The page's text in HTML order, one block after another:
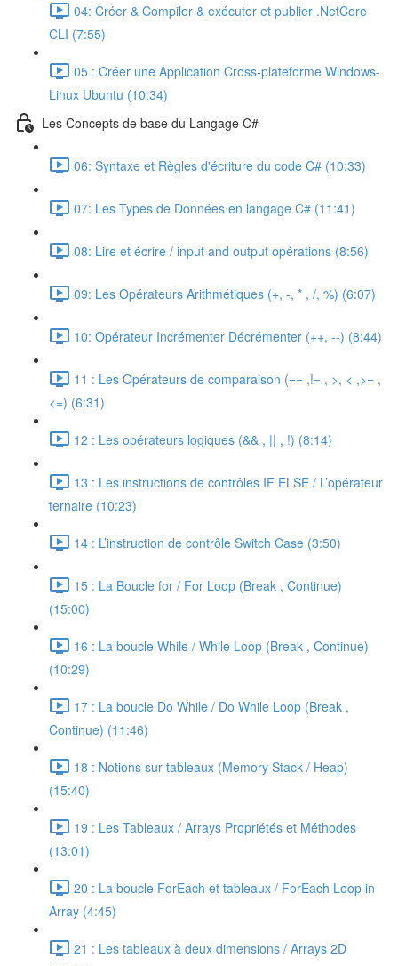
04: Créer & Compiler & exécuter et publier .NetCore
CLI (7:55)
05 : Créer une Application Cross-plateforme Windows-
Linux Ubuntu (10:34)
Les Concepts de base du Langage C#
06: Syntaxe et Règles d'écriture du code C# (10:33)
07: Les Types de Données en langage C# (11:41)
08: Lire et écrire / input and output opérations (8:56)
09: Les Opérateurs Arithmétiques (+, -, * , /, %) (6:07)
10: Opérateur Incrémenter Décrémenter (++, --) (8:44)
11 : Les Opérateurs de comparaison (== ,!= , >, < ,>= ,
<=) (6:31)
12 : Les opérateurs logiques (&& , || , !) (8:14)
13 : Les instructions de contrôles IF ELSE / L’opérateur
ternaire (10:23)
14 : L’instruction de contrôle Switch Case (3:50)
15 : La Boucle for / For Loop (Break , Continue)
(15:00)
16 : La boucle While / While Loop (Break , Continue)
(10:29)
17 : La boucle Do While / Do While Loop (Break ,
Continue) (11:46)
18 : Notions sur tableaux (Memory Stack / Heap)
(15:40)
19 : Les Tableaux / Arrays Propriétés et Méthodes
(13:01)
20 : La boucle ForEach et tableaux / ForEach Loop in
Array (4:45)
21 : Les tableaux à deux dimensions / Arrays 2D